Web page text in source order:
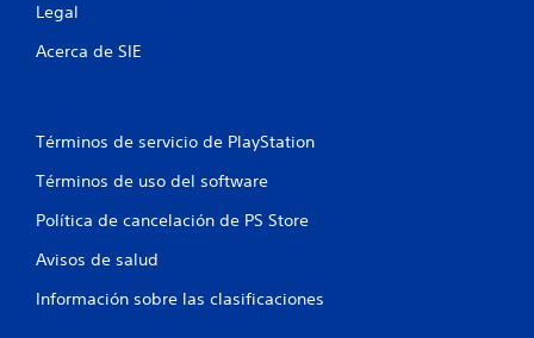
Legal
Acerca de SIE
Términos de servicio de PlayStation
Términos de uso del software
Política de cancelación de PS Store
Avisos de salud
Información sobre las clasificaciones